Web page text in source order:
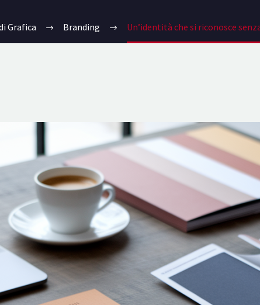
Grafica Branding Un’identità che si riconosce